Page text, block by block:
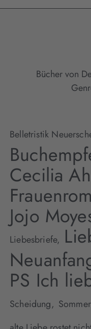
Bücher von
Belletristik
Cecilia
Jojo
Liebesbriefe,
PS Ich
Scheidung,